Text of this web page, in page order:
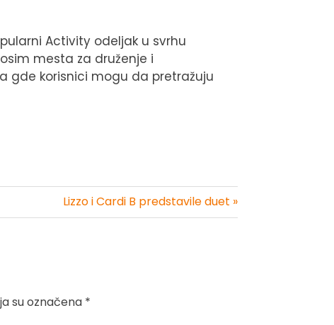
Activity odeljak u svrhu
mesta za druženje i
gde korisnici mogu da pretražuju
Lizzo i Cardi B predstavile duet »
su označena *